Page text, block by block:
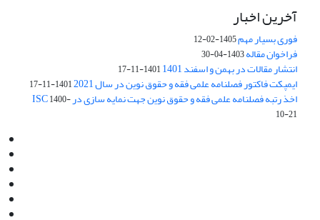
آخرین اخبار
فوری بسیار مهم1405-02-12
فراخوان مقاله1403-04-30
انتشار مقالات در بهمن و اسفند 1401 1401-11-17
ایمپکت فاکتور فصلنامه علمی فقه و حقوق نوین در سال 2021 1401-11-17
اخذ رتبه فصلنامه علمی فقه و حقوق نوین جهت نمایه سازی در ISC1400-
10-21